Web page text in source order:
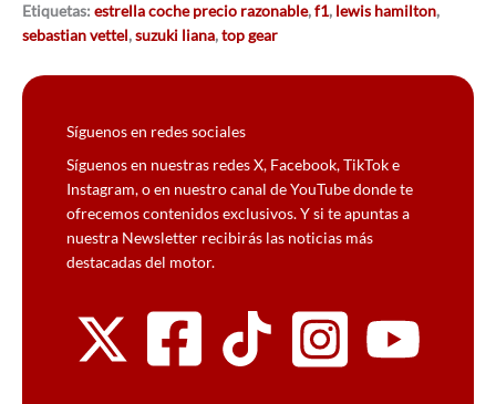
Etiquetas: estrella coche precio razonable,f1, lewis hamilton,
sebastian vettel,suzuki liana,top gear
Síguenos en redes sociales
Síguenos en nuestras redes X, Facebook, TikTok e
Instagram, o en nuestro canal de YouTube donde te
ofrecemos contenidos exclusivos. Y si te apuntas a
nuestra Newsletter recibirás las noticias más
destacadas del motor.